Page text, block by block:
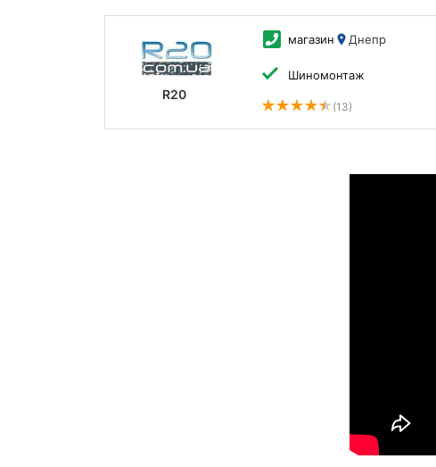
R20
магазин Днепр
Шиномонтаж
(13)